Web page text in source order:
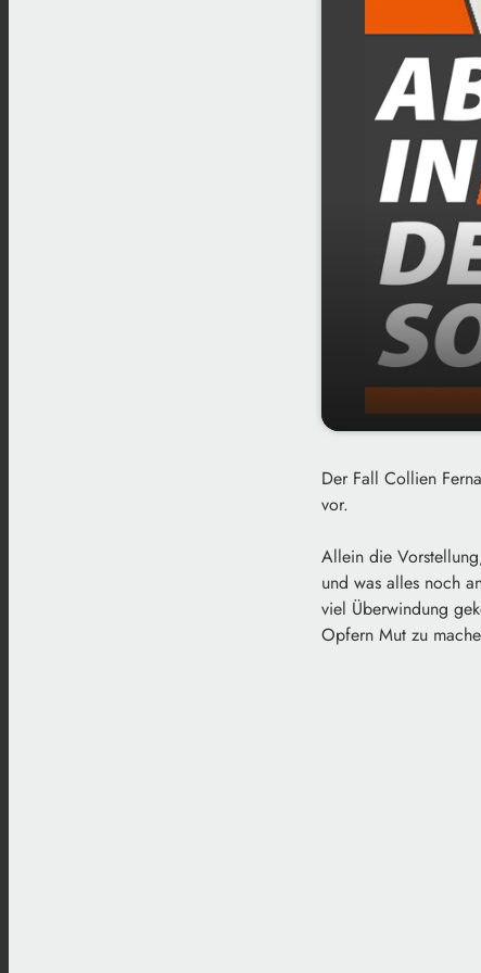
play_arrow
Der Fall Collien
vor.
Allein die
und was alles noch
viel Überwindung
Opfern Mut zu